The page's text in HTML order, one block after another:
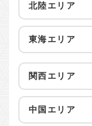
北陸エリア
東海エリア
関西エリア
中国エリア